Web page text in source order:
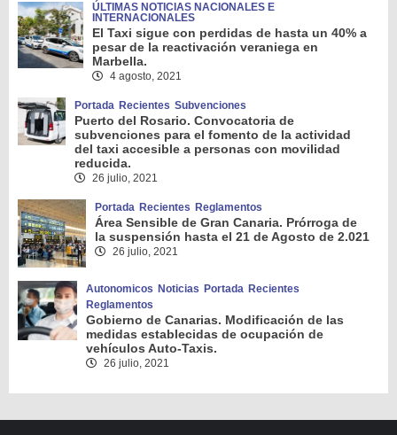
ÚLTIMAS NOTICIAS NACIONALES E
INTERNACIONALES
El Taxi sigue con perdidas de hasta un 40% a
pesar de la reactivación veraniega en
Marbella.
4 agosto, 2021
Portada Recientes Subvenciones
Puerto del Rosario. Convocatoria de
subvenciones para el fomento de la actividad
del taxi accesible a personas con movilidad
reducida.
26 julio, 2021
Portada Recientes Reglamentos
Área Sensible de Gran Canaria. Prórroga de
la suspensión hasta el 21 de Agosto de 2.021
26 julio, 2021
Autonomicos Noticias Portada Recientes
Reglamentos
Gobierno de Canarias. Modificación de las
medidas establecidas de ocupación de
vehículos Auto-Taxis.
26 julio, 2021